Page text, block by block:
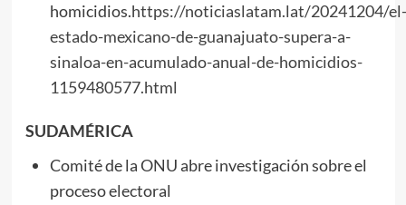
homicidios.https://noticiaslatam.lat/20241204/el-
estado-mexicano-de-guanajuato-supera-a-
sinaloa-en-acumulado-anual-de-homicidios-
1159480577.html
SUDAMÉRICA
Comité de la ONU abre investigación sobre el
proceso electoral